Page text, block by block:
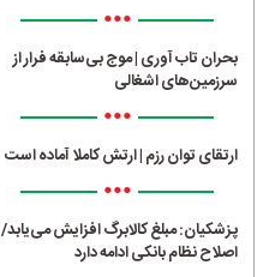
•••
بحران تاب آوری | موج بی‌سابقه فرار از
سرزمین‌های اشغالی
•••
ارتقای توان رزم | ارتش کاملا آماده است
•••
پزشکیان: مبلغ کالابرگ افزایش می‌یابد/
اصلاح نظام بانکی ادامه دارد